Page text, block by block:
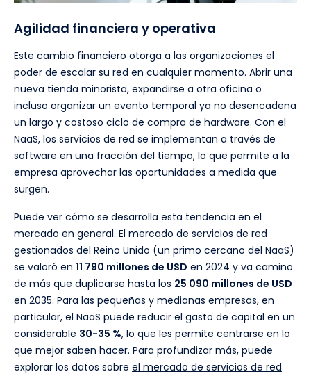
Agilidad financiera y operativa
Este cambio financiero otorga a las organizaciones el
poder de escalar su red en cualquier momento. Abrir una
nueva tienda minorista, expandirse a otra oficina o
incluso organizar un evento temporal ya no desencadena
un largo y costoso ciclo de compra de hardware. Con el
NaaS, los servicios de red se implementan a través de
software en una fracción del tiempo, lo que permite a la
empresa aprovechar las oportunidades a medida que
surgen.
Puede ver cómo se desarrolla esta tendencia en el
mercado en general. El mercado de servicios de red
gestionados del Reino Unido (un primo cercano del NaaS)
se valoró en 11 790 millones de USD en 2024 y va camino
de más que duplicarse hasta los 25 090 millones de USD
en 2035. Para las pequeñas y medianas empresas, en
particular, el NaaS puede reducir el gasto de capital en un
considerable 30-35 %, lo que les permite centrarse en lo
que mejor saben hacer. Para profundizar más, puede
explorar los datos sobre el mercado de servicios de red